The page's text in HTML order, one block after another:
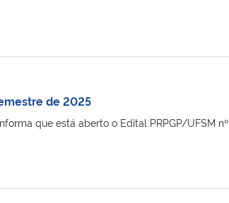
de 2025
que está aberto o Edital PRPGP/UFSM nº